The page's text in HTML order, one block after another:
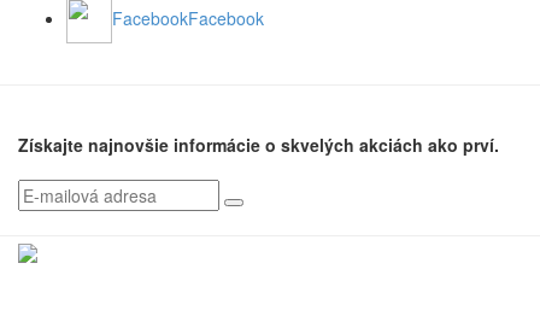
FacebookFacebook
Získajte najnovšie informácie o skvelých akciách ako prví.